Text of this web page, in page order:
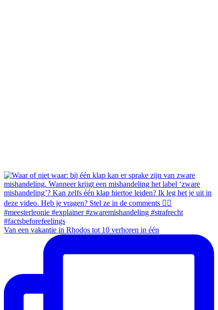
Van een vakantie in Rhodos tot 10 verhoren in één